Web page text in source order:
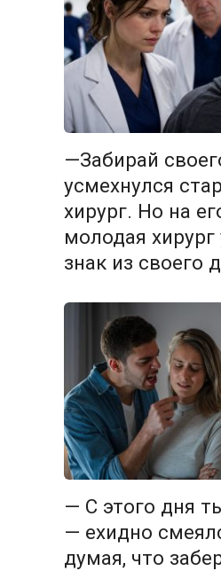
—Забирай
усмехнулся
хирург. Но на
молодая хирург
знак из своего
— С этого дня
— ехидно
думая, что